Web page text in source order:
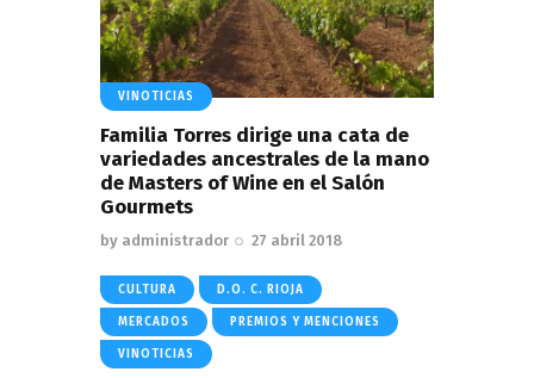
VINOTICIAS
Familia Torres dirige una cata de
variedades ancestrales de la mano
de Masters of Wine en el Salón
Gourmets
by administrador 27 abril 2018
CULTURA D.O. C. RIOJA
MERCADOS PREMIOS Y MENCIONES
VINOTICIAS